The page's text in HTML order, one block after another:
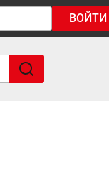
ВОЙТИ